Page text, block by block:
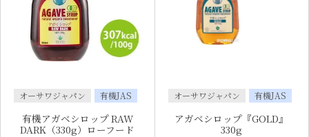
オーサワジャパン 有機JAS
有機アガベシロップ RAW
DARK（330g）ローフード
オーサワジャパン 有機JAS
アガベシロップ『GOLD』
330g